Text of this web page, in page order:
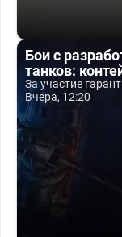
Бои с
танков:
За участие
Вчера, 12:20